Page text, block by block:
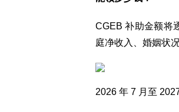
CGEB 补助金额将
庭净收入、婚姻状
2026 年 7 月至